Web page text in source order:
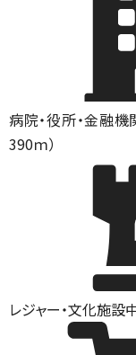
病院・役所・金融機
390ｍ）
レジャー・文化施設